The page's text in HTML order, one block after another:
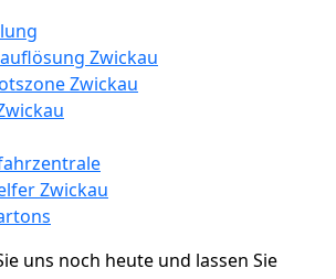
Zwickau
Zwickau
Zwickau
uns noch heute und lassen Sie